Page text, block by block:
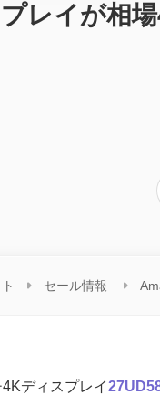
レイが相
セール情報
ディスプレイ